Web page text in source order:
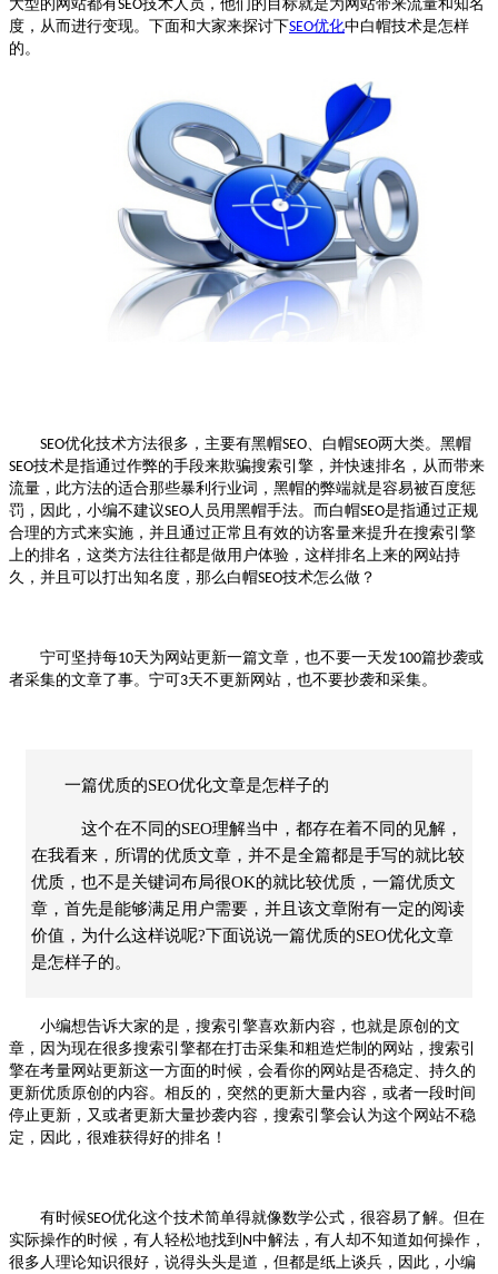
大型的网站都有SEO技术人员，他们的目标就是为网站带来流量和知名
度，从而进行变现。下面和大家来探讨下SEO优化中白帽技术是怎样
的。
SEO优化技术方法很多，主要有黑帽SEO 、白帽SEO两大类。黑帽
SEO技术是指通过作弊的手段来欺骗搜索引擎，并快速排名，从而带来
流量，此方法的适合那些暴利行业词，黑帽的弊端就是容易被百度惩
罚，因此，小编不建议SEO 人员用黑帽手法。而白帽SEO是指通过正规
合理的方式来实施，并且通过正常且有效的访客量来提升在搜索引擎
上的排名，这类方法往往都是做用户体验，这样排名上来的网站持
久，并且可以打出知名度，那么白帽SEO技术怎么做？
宁可坚持每10天为网站更新一篇文章，也不要一天发100篇抄袭或
者采集的文章了事。宁可3天不更新网站，也不要抄袭和采集。
一篇优质的SEO优化文章是怎样子的
这个在不同的SEO理解当中，都存在着不同的见解，
在我看来，所谓的优质文章，并不是全篇都是手写的就比较
优质，也不是关键词布局很OK的就比较优质，一篇优质文
章，首先是能够满足用户需要，并且该文章附有一定的阅读
价值，为什么这样说呢?下面说说一篇优质的SEO优化文章
是怎样子的。
小编想告诉大家的是，搜索引擎喜欢新内容，也就是原创的文
章，因为现在很多搜索引擎都在打击采集和粗造烂制的网站，搜索引
擎在考量网站更新这一方面的时候，会看你的网站是否稳定、持久的
更新优质原创的内容。相反的，突然的更新大量内容，或者一段时间
停止更新，又或者更新大量抄袭内容，搜索引擎会认为这个网站不稳
定，因此，很难获得好的排名！
有时候SEO优化这个技术简单得就像数学公式，很容易了解。但在
实际操作的时候，有人轻松地找到 N中解法，有人却不知道如何操作，
很多人理论知识很好，说得头头是道，但都是纸上谈兵，因此，小编